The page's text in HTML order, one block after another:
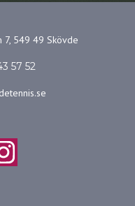
549 49 Skövde
57 52